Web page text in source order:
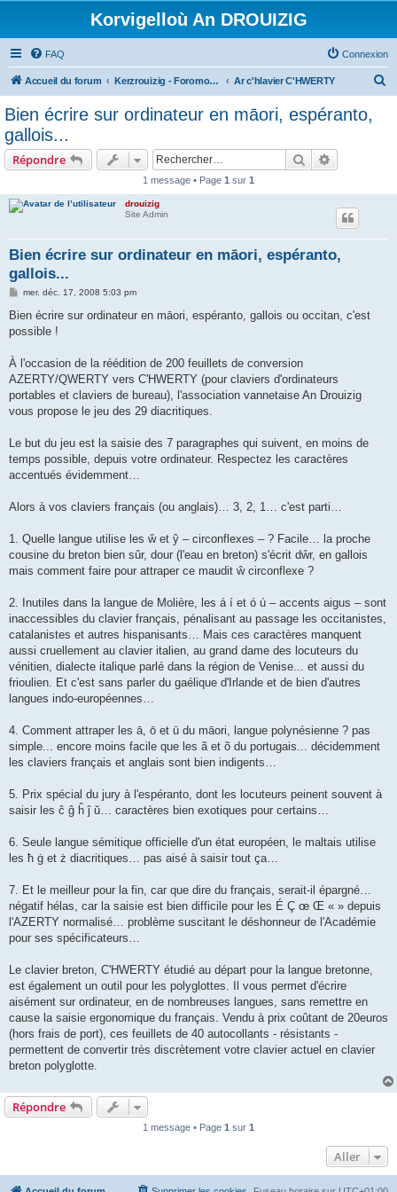
Korvigelloù An DROUIZIG
FAQ Connexion
Accueil du forum Kerzrouizig - Foromoù An Drouizig Ar c'hlavier C'HWERTY
Bien écrire sur ordinateur en māori, espéranto,
gallois...
Répondre Rechercher
1 message • Page 1 sur 1
drouizig
Site Admin
Bien écrire sur ordinateur en māori, espéranto,
gallois...
M
s
a
mer. déc. 17, 2008 5:03 pm
Bien écrire sur ordinateur en māori, espéranto, gallois ou occitan, c'est
possible !
À l'occasion de la réédition de 200 feuillets de conversion
AZERTY/QWERTY vers C'HWERTY (pour claviers d'ordinateurs
portables et claviers de bureau), l'association vannetaise An Drouizig
vous propose le jeu des 29 diacritiques.
Le but du jeu est la saisie des 7 paragraphes qui suivent, en moins de
temps possible, depuis votre ordinateur. Respectez les caractères
accentués évidemment…
Alors à vos claviers français (ou anglais)… 3, 2, 1… c'est parti…
1. Quelle langue utilise les ŵ et ŷ – circonflexes – ? Facile… la proche
cousine du breton bien sûr, dour (l'eau en breton) s'écrit dŵr, en gallois
mais comment faire pour attraper ce maudit ŵ circonflexe ?
2. Inutiles dans la langue de Molière, les á í et ó ú – accents aigus – sont
inaccessibles du clavier français, pénalisant au passage les occitanistes,
catalanistes et autres hispanisants… Mais ces caractères manquent
aussi cruellement au clavier italien, au grand dame des locuteurs du
vénitien, dialecte italique parlé dans la région de Venise... et aussi du
frioulien. Et c'est sans parler du gaélique d'Irlande et de bien d'autres
langues indo-européennes…
4. Comment attraper les ā, ō et ū du māori, langue polynésienne ? pas
simple... encore moins facile que les ã et õ du portugais... décidemment
les claviers français et anglais sont bien indigents…
5. Prix spécial du jury à l'espéranto, dont les locuteurs peinent souvent à
saisir les ĉ ĝ ĥ ĵ ŭ… caractères bien exotiques pour certains…
6. Seule langue sémitique officielle d'un état européen, le maltais utilise
les ħ ġ et ż diacritiques… pas aisé à saisir tout ça…
7. Et le meilleur pour la fin, car que dire du français, serait-il épargné…
négatif hélas, car la saisie est bien difficile pour les É Ç œ Œ « » depuis
l'AZERTY normalisé… problème suscitant le déshonneur de l'Académie
pour ses spécificateurs…
Le clavier breton, C'HWERTY étudié au départ pour la langue bretonne,
est également un outil pour les polyglottes. Il vous permet d'écrire
aisément sur ordinateur, en de nombreuses langues, sans remettre en
cause la saisie ergonomique du français. Vendu à prix coûtant de 20euros
(hors frais de port), ces feuillets de 40 autocollants - résistants -
permettent de convertir très discrètement votre clavier actuel en clavier
breton polyglotte.
Répondre
1 message • Page 1 sur 1
Aller